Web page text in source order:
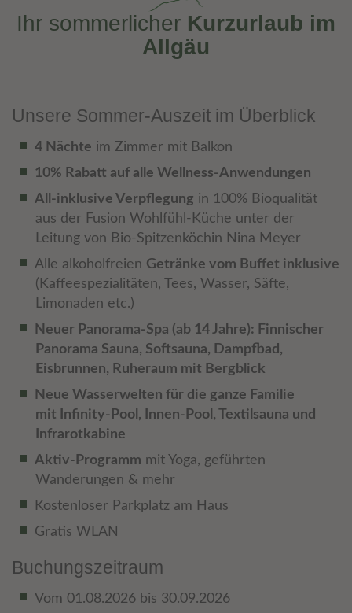
Ihr sommerlicher Kurzurlaub im
Allgäu
Unsere Sommer-Auszeit im Überblick
4 Nächte im Zimmer mit Balkon
10% Rabatt auf alle Wellness-Anwendungen
All-inklusive Verpflegung in 100% Bioqualität
aus der Fusion Wohlfühl-Küche unter der
Leitung von Bio-Spitzenköchin Nina Meyer
Alle alkoholfreien Getränke vom Buffet inklusive
(Kaffeespezialitäten, Tees, Wasser, Säfte,
Limonaden etc.)
Neuer Panorama-Spa (ab 14 Jahre): Finnischer
Panorama Sauna, Softsauna, Dampfbad,
Eisbrunnen, Ruheraum mit Bergblick
Neue Wasserwelten für die ganze Familie
mit Infinity-Pool, Innen-Pool, Textilsauna und
Infrarotkabine
Aktiv-Programm mit Yoga, geführten
Wanderungen & mehr
Kostenloser Parkplatz am Haus
Gratis WLAN
Buchungszeitraum
Vom 01.08.2026 bis 30.09.2026